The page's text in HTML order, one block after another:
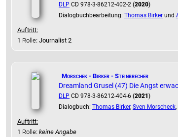
DLP CD 978-3-86212-402-2 (2020)
Dialogbuchbearbeitung: Thomas Birker und
Auftritt:
1 Rolle: Journalist 2
Morschek - Birker - Steinbrecher
Dreamland Grusel (47) Die Angst
DLP CD 978-3-86212-404-6 (2021)
Dialogbuch: Thomas Birker, Sven Morscheck,
Auftritt:
1 Rolle: keine Angabe